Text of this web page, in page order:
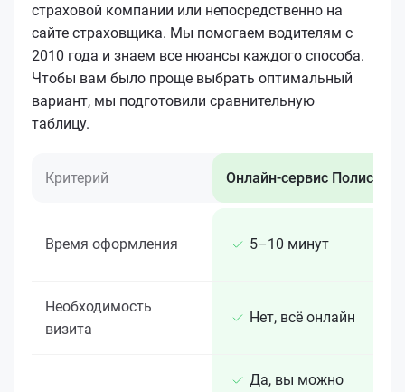
страховой компании или непосредственно на
сайте страховщика. Мы помогаем водителям с
2010 года и знаем все нюансы каждого способа.
Чтобы вам было проще выбрать оптимальный
вариант, мы подготовили сравнительную
таблицу.
Критерий Онлайн-сервис Полис 812
Время оформления 5–10 минут
Необходимость
визита
Нет, всё онлайн
Да, вы можно